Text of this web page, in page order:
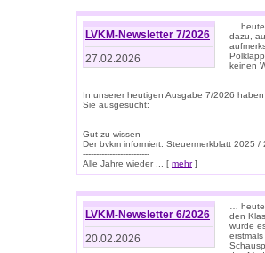
LVKM-Newsletter 7/2026
27.02.2026
…
dazu,
keinen
In unserer heutigen Ausgabe 7/2026
Sie ausgesucht:
Gut zu wissen
Der bvkm informiert: Steuermerkblatt 2025 /
-------------------------
Alle Jahre wieder ... [ mehr]
LVKM-Newsletter 6/2026
20.02.2026
…
den
wurde